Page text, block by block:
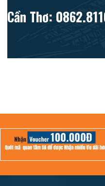
Cần Thơ: